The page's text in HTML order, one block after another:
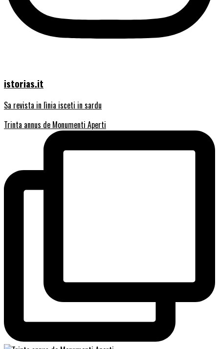
istorias.it
Sa revista in lìnia isceti in sardu
Trinta annus de Monumenti Aperti